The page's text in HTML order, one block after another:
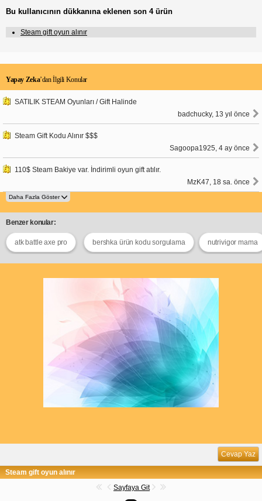
Bu kullanıcının dükkanına eklenen son 4 ürün
Steam gift oyun alınır
Yapay Zeka’dan İlgili Konular
SATILIK STEAM Oyunları / Gift Halinde
badchucky, 13 yıl önce
Steam Gift Kodu Alınır $$$
Sagoopa1925, 4 ay önce
110$ Steam Bakiye var. İndirimli oyun gift atılır.
MzK47, 18 sa. önce
Benzer konular:
atk battle axe pro bershka ürün kodu sorgulama nutrivigor mama
Cevap Yaz
Steam gift oyun alınır
Sayfaya Git